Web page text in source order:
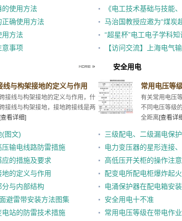
的使用方法 09.22
确使用方法 09.22
用方法 09.22
意事项 09.22
电子技能大赛宣讲会成
《电工技术基础与技能
马治国教授应邀为“煤炭
多联产技术”重大科技成
权咨询服务
“超星杯”电工电子学科
顺利举行
【访问交流】上海电气
线与构架接地的定义与作用
接线与构架接地的定义与作用，什
接线与构架接地，接地跨接线是两
[查看详细]
(图文) 11.29
输电线路防雷措施 11.08
应的措施及要求 09.27
的定义与作用 09.20
与内部结构 09.20
避雷带安装方法图集 09.20
站的防雷技术措施 09.20
安全用电
常用电压等
有关常用电压
不同电压等级
全距离 [查看详
三级配电、二级漏电保
电力变压器的星形连接
高低压开关柜的操作注
则(图文)
配变电所配电柜爆炸起
电涌保护器在配电箱安
安全用电十不准
常用电压等级在带电作